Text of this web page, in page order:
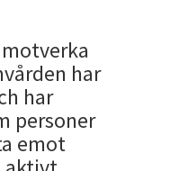
har
har
personer
emot